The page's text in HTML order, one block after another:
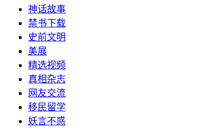
神话故事
禁书下载
史前文明
美展
精选视频
真相杂志
网友交流
移民留学
妖言不惑